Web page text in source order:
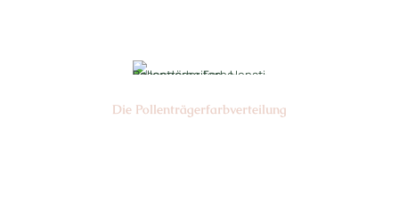
Die Pollen­trägerfarb­verteilung